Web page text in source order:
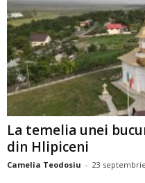
La temelia unei
din Hlipiceni
Camelia Teodosiu - 23